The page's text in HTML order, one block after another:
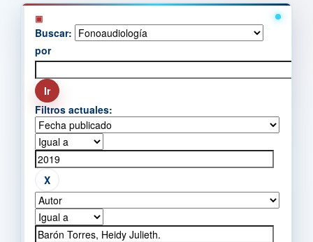
Buscar:
por
Filtros actuales: